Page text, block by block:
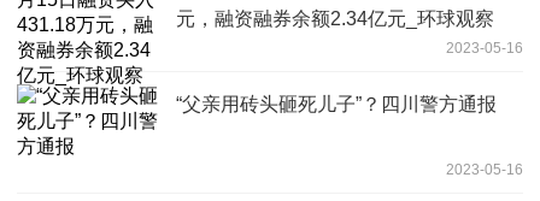
元，融资融券余额2.34亿元_环球观察
2023-05-16
“父亲用砖头砸死儿子”？四川警方通报
2023-05-16